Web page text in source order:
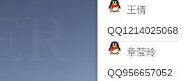
王倩
QQ1214025068
章莹玲
QQ956657052